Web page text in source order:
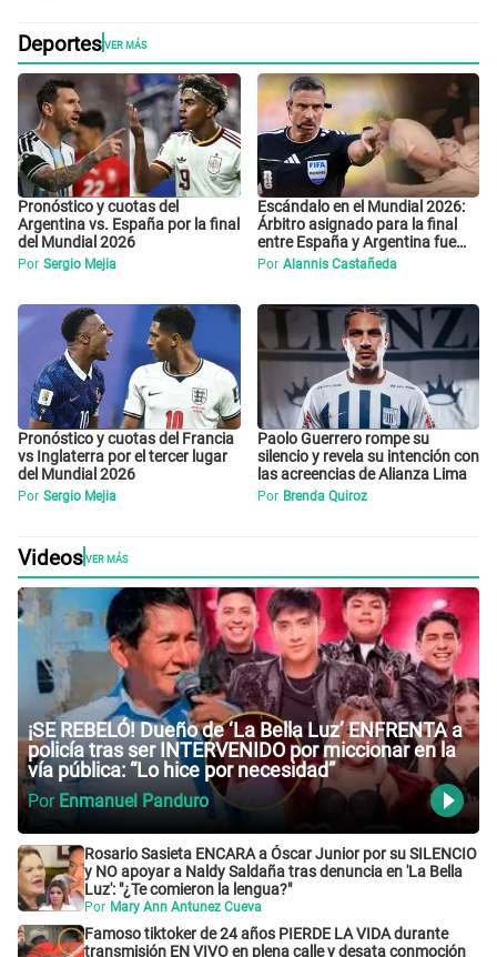
DeportesVER MÁS
Pronóstico y cuotas del
Argentina vs. España por la final
del Mundial 2026
Por Sergio Mejia
Escándalo en el Mundial 2026:
Árbitro asignado para la final
entre España y Argentina fue
DETENIDO por tráfico de armas
Por Alannis Castañeda
Pronóstico y cuotas del Francia
vs Inglaterra por el tercer lugar
del Mundial 2026
Por Sergio Mejia
Paolo Guerrero rompe su
silencio y revela su intención con
las acreencias de Alianza Lima
Por Brenda Quiroz
VideosVER MÁS
¡SE REBELÓ! Dueño de ‘La Bella Luz’ ENFRENTA a
policía tras ser INTERVENIDO por miccionar en la
vía pública: “Lo hice por necesidad”
Por Enmanuel Panduro
Rosario Sasieta ENCARA a Óscar Junior por su SILENCIO
y NO apoyar a Naldy Saldaña tras denuncia en 'La Bella
Luz': "¿Te comieron la lengua?"
Por Mary Ann Antunez Cueva
Famoso tiktoker de 24 años PIERDE LA VIDA durante
transmisión EN VIVO en plena calle y desata conmoción